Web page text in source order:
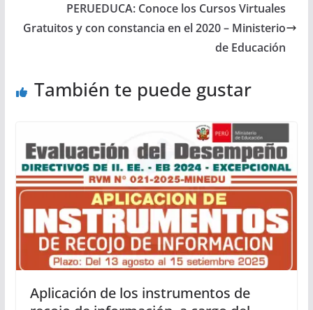
PERUEDUCA: Conoce los Cursos Virtuales
Gratuitos y con constancia en el 2020 – Ministerio
de Educación
También te puede gustar
Aplicación de los instrumentos de